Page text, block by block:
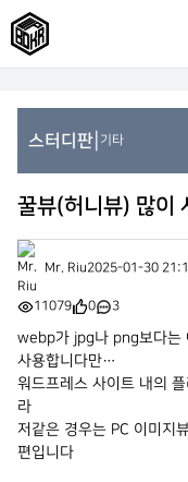
스터디판 기타
꿀뷰(허니뷰) 많이
Mr. Riu2025-01-30
11079 0 3
webp가 jpg나 png보다는
사용합니다만…
워드프레스 사이트 내의
라
저같은 경우는 PC 이미지
편입니다